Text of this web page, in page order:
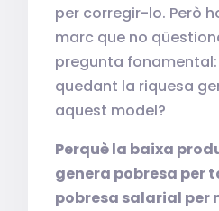
per corregir-lo. Però
marc que no
pregunta fonamental:
quedant la riquesa
aquest model?
Perquè la baixa
genera pobresa per
pobresa salarial per